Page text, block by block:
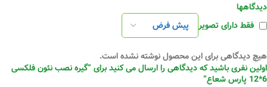
دیدگاهها
فقط دارای تصویر
هیچ دیدگاهی برای این محصول نوشته نشده است.
اولین نفری باشید که دیدگاهی را ارسال می کنید برای “گیره نصب نئون فلکسی
6*12 پارس شعاع”